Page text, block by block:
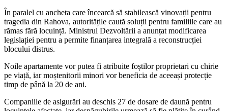
În paralel cu ancheta care încearcă să stabilească vinovații pentru
tragedia din Rahova, autoritățile caută soluții pentru familiile care au
rămas fără locuință. Ministrul Dezvoltării a anunțat modificarea
legislației pentru a permite finanțarea integrală a reconstrucției
blocului distrus.
Noile apartamente vor putea fi atribuite foștilor proprietari cu chirie
pe viață, iar moștenitorii minori vor beneficia de aceeași protecție
timp de până la 20 de ani.
Companiile de asigurări au deschis 27 de dosare de daună pentru